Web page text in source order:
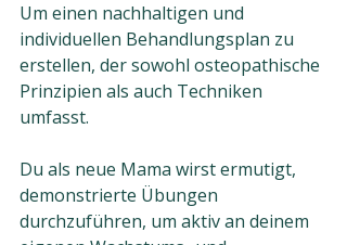
Um einen nachhaltigen und
individuellen Behandlungsplan zu
erstellen, der sowohl osteopathische
Prinzipien als auch Techniken
umfasst.
Du als neue Mama wirst ermutigt,
demonstrierte Übungen
durchzuführen, um aktiv an deinem